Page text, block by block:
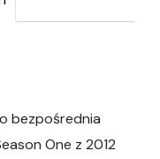
bezpośrednia
One z 2012